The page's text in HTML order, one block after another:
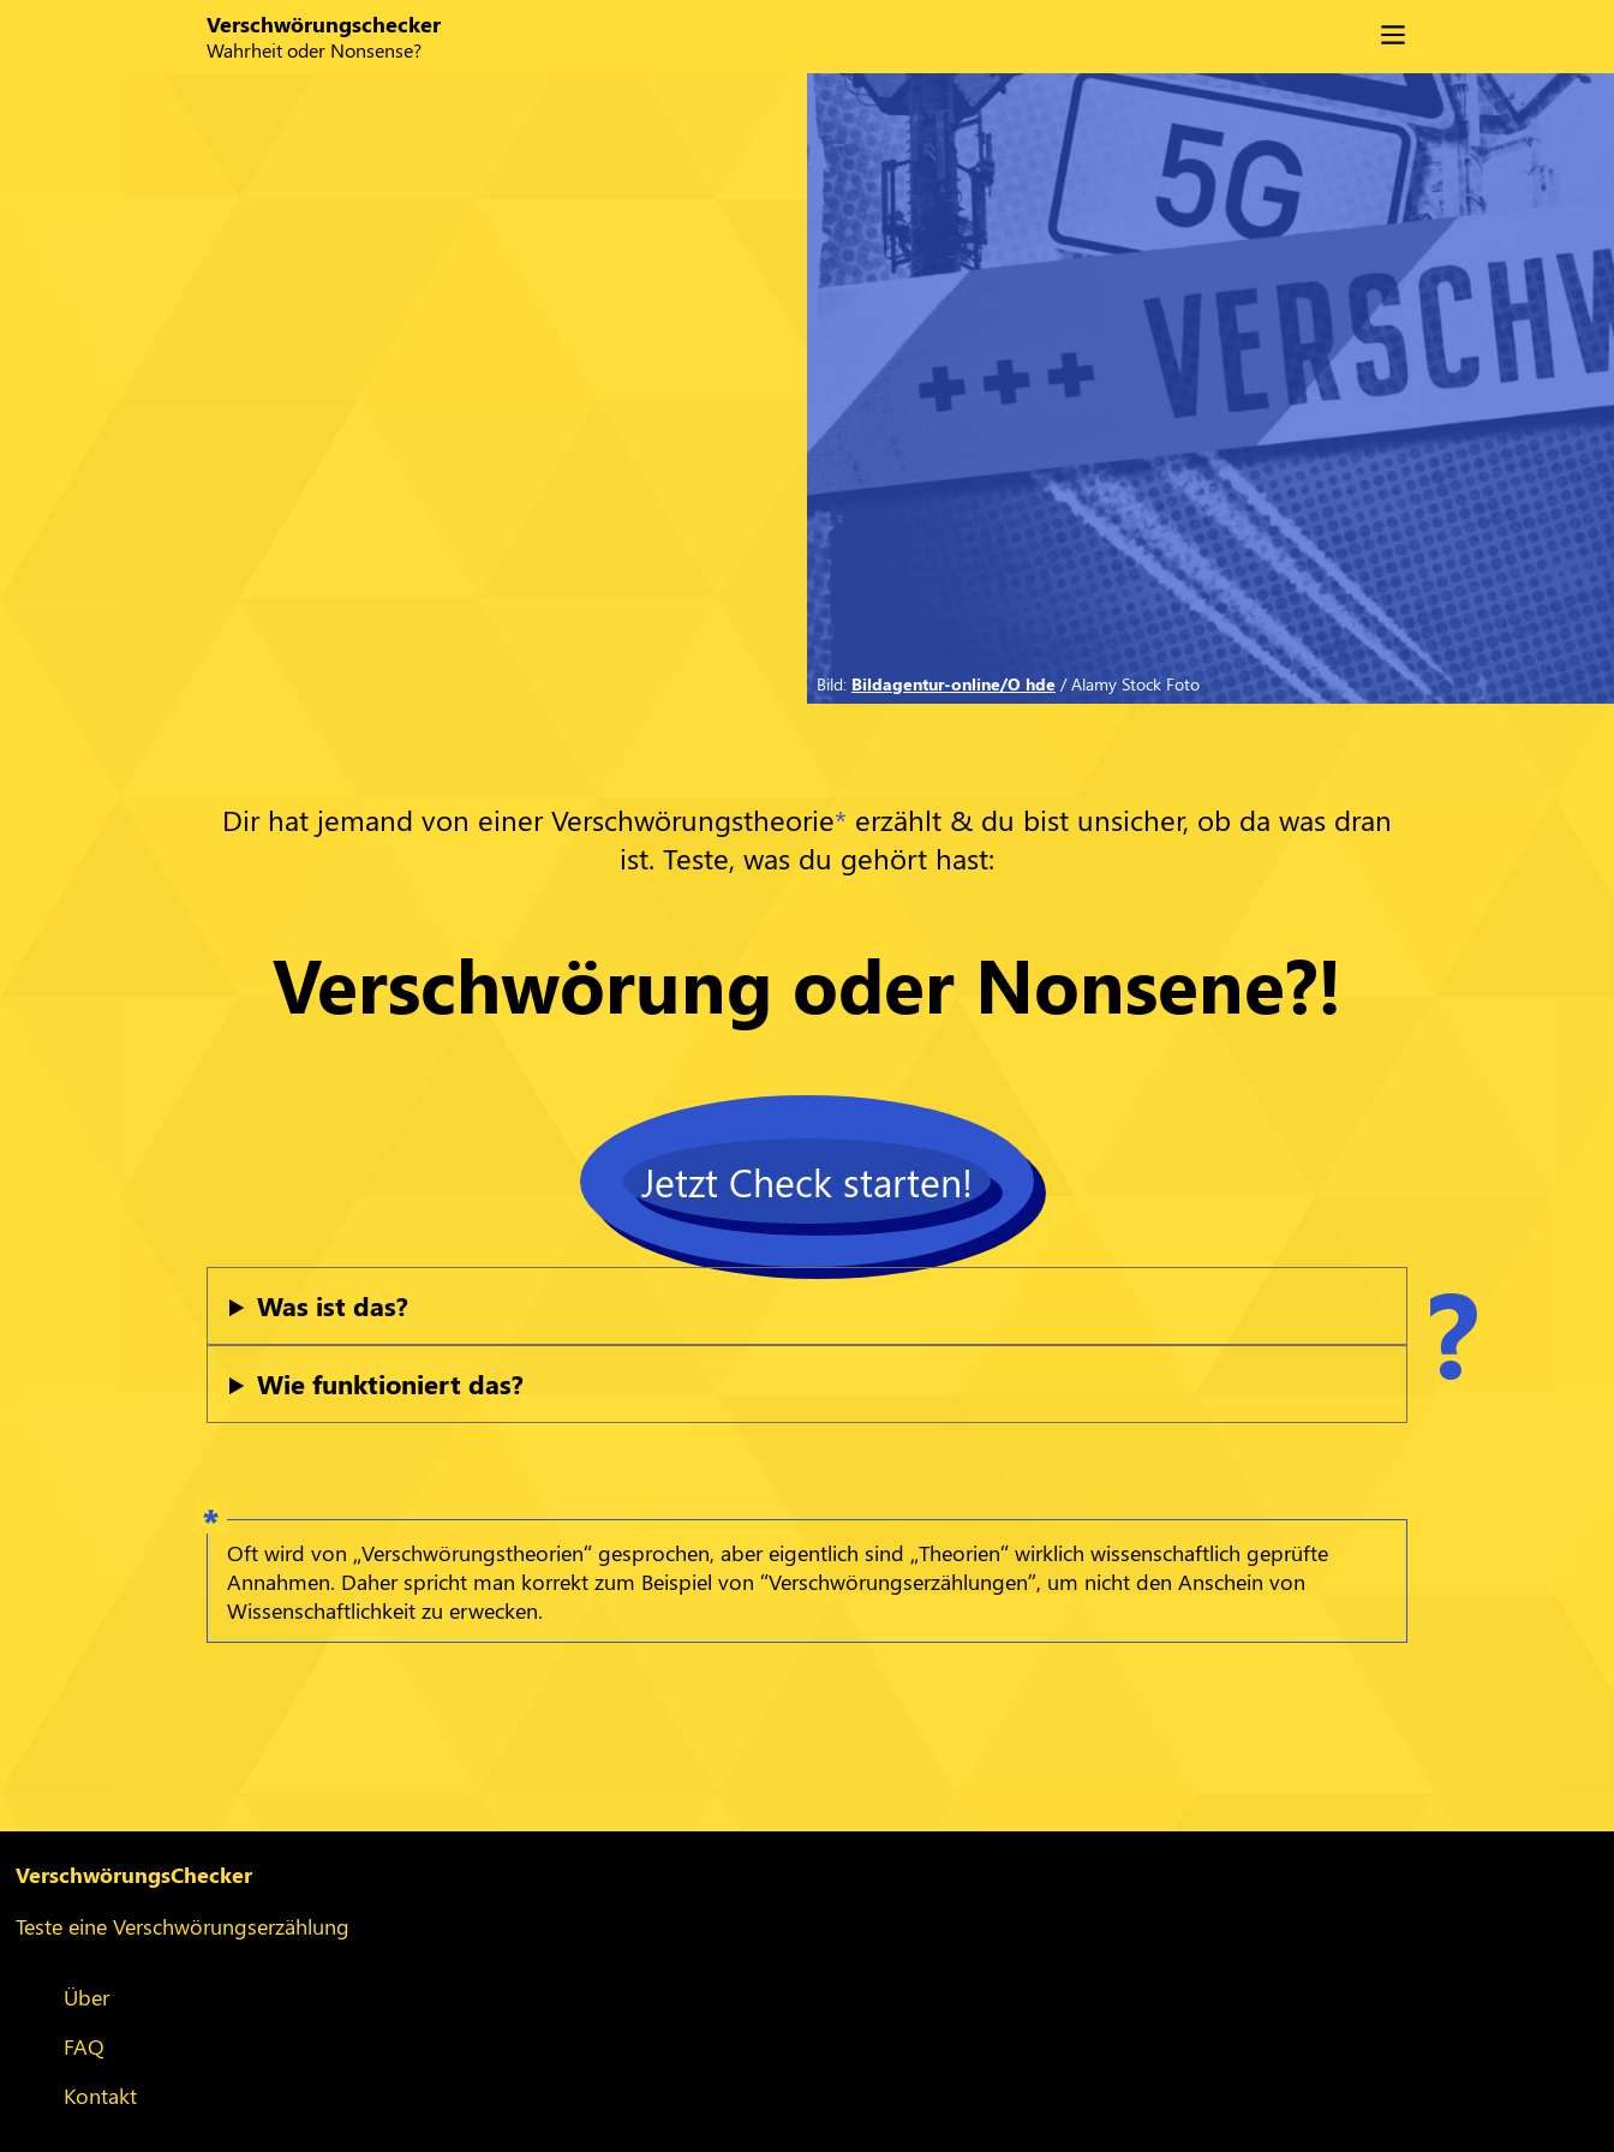
Zum Hauptinhalt springen
Verschwörungschecker
Wahrheit oder Nonsense? Navigation
Bild: Bildagentur-online/O hde / Alamy Stock Foto
Dir hat jemand von einer Verschwörungstheorie* erzählt & du bist unsicher, ob da was dran
ist. Teste, was du gehört hast:
Verschwörung oder Nonsene?!
Jetzt Check starten!
Was ist das? ?
Wie funktioniert das?
Oft wird von „Verschwörungstheorien“ gesprochen, aber eigentlich sind „Theorien“ wirklich wissenschaftlich geprüfte
Annahmen. Daher spricht man korrekt zum Beispiel von “Verschwörungserzählungen”, um nicht den Anschein von
Wissenschaftlichkeit zu erwecken.
VerschwörungsChecker
Teste eine Verschwörungserzählung
Über
FAQ
Kontakt